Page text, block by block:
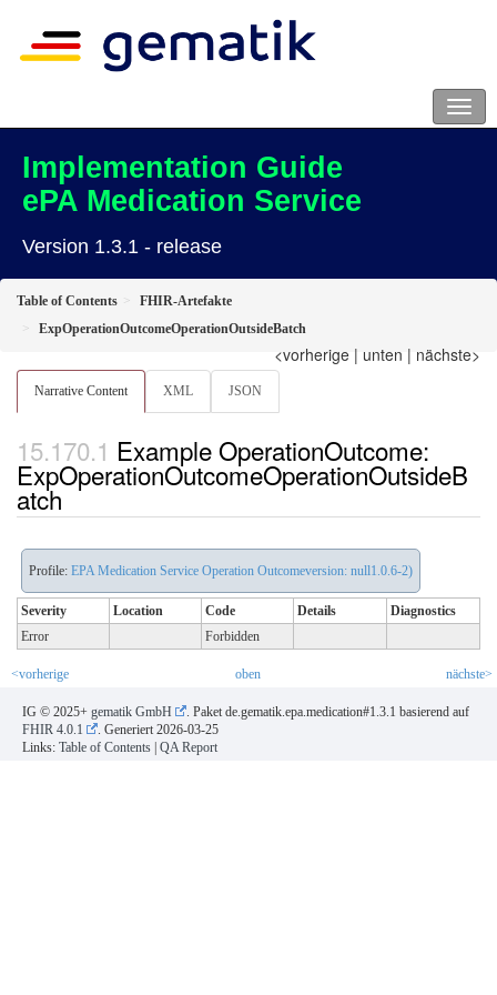
Implementation Guide
ePA Medication Service
Version 1.3.1 - release
Table of Contents
FHIR-Artefakte
ExpOperationOutcomeOperationOutsideBatch
<vorherige | unten | nächste>
Narrative Content XML JSON
Example OperationOutcome:
ExpOperationOutcomeOperationOutsideB
atch
Profile: EPA Medication Service Operation Outcomeversion: null1.0.6-2)
Severity Location Code Details
Diagnostics
Error
Forbidden
<vorherige oben nächste>
IG © 2025+ gematik GmbH
. Paket de.gematik.epa.medication#1.3.1 basierend auf
FHIR 4.0.1
. Generiert 2026-03-25
Links: Table of Contents | QA Report